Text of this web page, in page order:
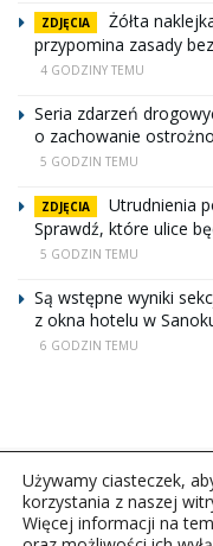
ZDJĘCIA
Żółta
przypomina zasady
4 GODZINY TEMU
Seria zdarzeń
o zachowanie
5 GODZIN TEMU
ZDJĘCIA
Utrudnienia
Sprawdź, które ulice
5 GODZIN TEMU
Są wstępne wyniki
z okna hotelu w
6 GODZIN TEMU
Używamy ciasteczek,
korzystania z naszej
Więcej informacji na